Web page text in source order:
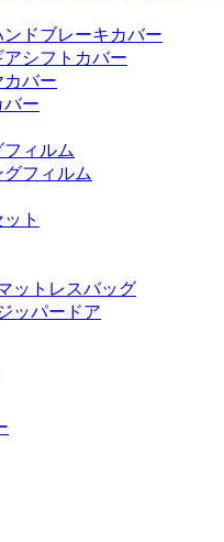
ドブレーキカバー
シフトカバー
バー
バー
ィルム
フィルム
ト
ットレスバッグ
ッパードア